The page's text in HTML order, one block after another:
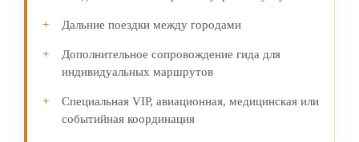
Дальние поездки между городами
Дополнительное сопровождение гида для
индивидуальных маршрутов
Специальная VIP, авиационная, медицинская или
событийная координация